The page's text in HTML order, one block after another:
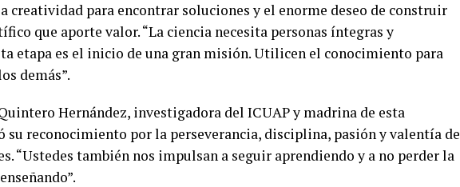
creatividad para encontrar soluciones y el enorme deseo de construir
que aporte valor. “La ciencia necesita personas íntegras y
etapa es el inicio de una gran misión. Utilicen el conocimiento para
demás”.
Hernández, investigadora del ICUAP y madrina de esta
su reconocimiento por la perseverancia, disciplina, pasión y valentía de
“Ustedes también nos impulsan a seguir aprendiendo y a no perder la